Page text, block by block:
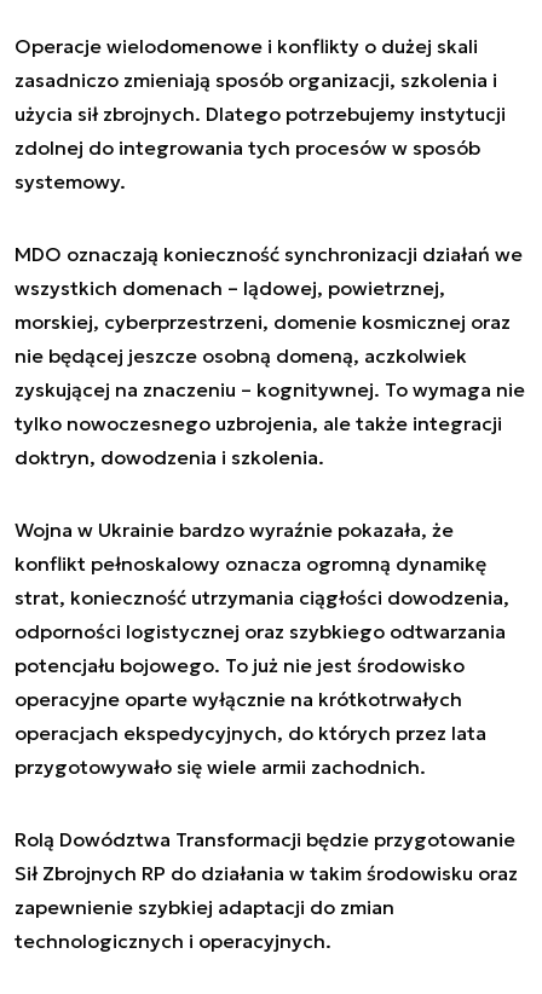
Operacje wielodomenowe i konflikty o dużej skali
zasadniczo zmieniają sposób organizacji, szkolenia i
użycia sił zbrojnych. Dlatego potrzebujemy instytucji
zdolnej do integrowania tych procesów w sposób
systemowy.
MDO oznaczają konieczność synchronizacji działań we
wszystkich domenach – lądowej, powietrznej,
morskiej, cyberprzestrzeni, domenie kosmicznej oraz
nie będącej jeszcze osobną domeną, aczkolwiek
zyskującej na znaczeniu – kognitywnej. To wymaga nie
tylko nowoczesnego uzbrojenia, ale także integracji
doktryn, dowodzenia i szkolenia.
Wojna w Ukrainie bardzo wyraźnie pokazała, że
konflikt pełnoskalowy oznacza ogromną dynamikę
strat, konieczność utrzymania ciągłości dowodzenia,
odporności logistycznej oraz szybkiego odtwarzania
potencjału bojowego. To już nie jest środowisko
operacyjne oparte wyłącznie na krótkotrwałych
operacjach ekspedycyjnych, do których przez lata
przygotowywało się wiele armii zachodnich.
Rolą Dowództwa Transformacji będzie przygotowanie
Sił Zbrojnych RP do działania w takim środowisku oraz
zapewnienie szybkiej adaptacji do zmian
technologicznych i operacyjnych.